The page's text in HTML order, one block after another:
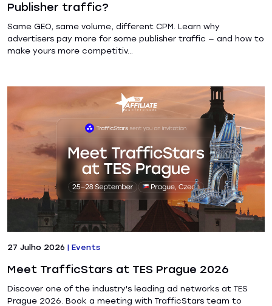
Publisher traffic?
Same GEO, same volume, different CPM. Learn why
advertisers pay more for some publisher traffic — and how to
make yours more competitiv...
27 Julho 2026 | Events
Meet TrafficStars at TES Prague 2026
Discover one of the industry's leading ad networks at TES
Prague 2026. Book a meeting with TrafficStars team to